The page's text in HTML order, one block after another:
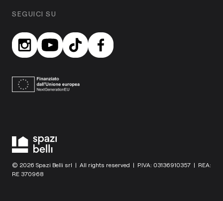
SEGUICI SU
© 2026 Spazi Belli srl | All rights reserved | P.IVA: 03136910357 | REA:
RE 370968